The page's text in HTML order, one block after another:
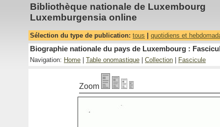
Bibliothèque nationale de Luxembourg
Luxemburgensia online
Sélection du type de publication: tous quotidiens et
Biographie nationale du pays de Luxembourg :
Navigation: Home Table onomastique Collection Fascicule
Zoom